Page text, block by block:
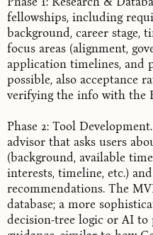
fellowships, including
background, career stage,
focus areas (alignment,
application timelines, and
possible, also acceptance
verifying the info with the
Phase 2: Tool
advisor that asks users
(background, available
interests, timeline, etc.)
recommendations. The
database; a more
decision-tree logic or AI to